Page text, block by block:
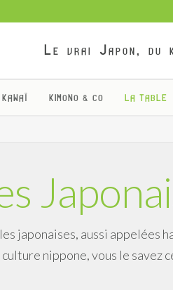
Le vrai Japon, du
KAWAÏ KIMONO & CO LA TABLE
japonaises, aussi appelées
nippone, vous le savez